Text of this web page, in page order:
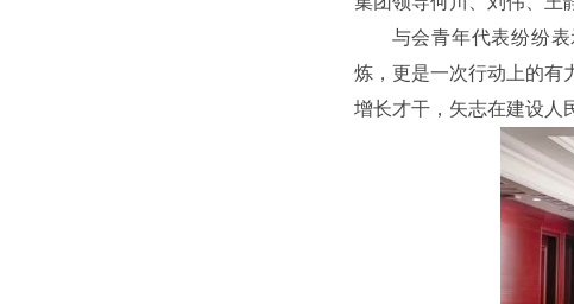
与会青年代表纷纷
炼，更是一次行动上的有
增长才干，矢志在建设人